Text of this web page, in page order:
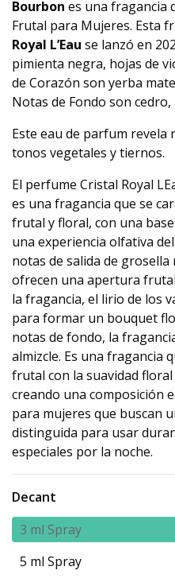
Bourbon es una fragancia
Frutal para Mujeres. Esta
Royal L’Eau se lanzó en
pimienta negra, hojas de
de Corazón son yerba
Notas de Fondo son
Este eau de parfum revela
tonos vegetales y tiernos.
El perfume Cristal Royal
es una fragancia que se
frutal y floral, con una
una experiencia olfativa
notas de salida de
ofrecen una apertura
la fragancia, el lirio de los
para formar un bouquet
notas de fondo, la
almizcle. Es una fragancia
frutal con la suavidad floral
creando una composición
para mujeres que buscan
distinguida para usar
especiales por la noche.
Decant
3 ml Spray
5 ml Spray